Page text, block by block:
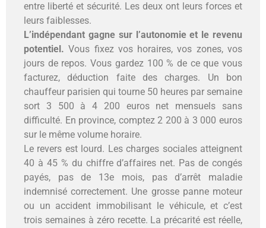
entre liberté et sécurité. Les deux ont leurs forces et
leurs faiblesses.
L’indépendant gagne sur l’autonomie et le revenu
potentiel. Vous fixez vos horaires, vos zones, vos
jours de repos. Vous gardez 100 % de ce que vous
facturez, déduction faite des charges. Un bon
chauffeur parisien qui tourne 50 heures par semaine
sort 3 500 à 4 200 euros net mensuels sans
difficulté. En province, comptez 2 200 à 3 000 euros
sur le même volume horaire.
Le revers est lourd. Les charges sociales atteignent
40 à 45 % du chiffre d’affaires net. Pas de congés
payés, pas de 13e mois, pas d’arrêt maladie
indemnisé correctement. Une grosse panne moteur
ou un accident immobilisant le véhicule, et c’est
trois semaines à zéro recette. La précarité est réelle,